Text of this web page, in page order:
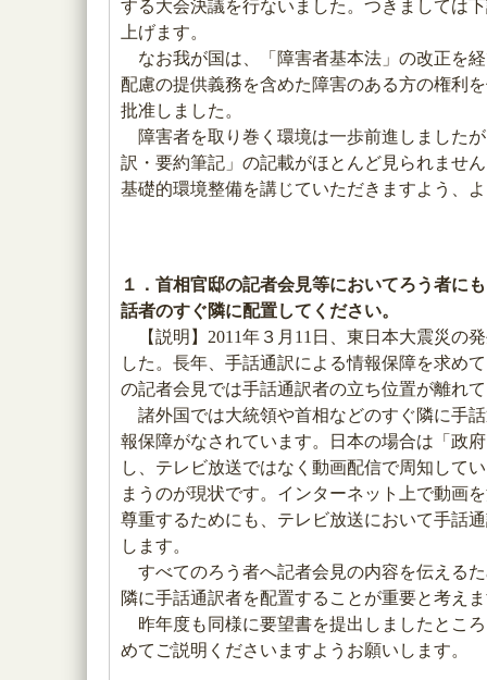
する大会決議を行ないました。つきましては
上げます。
なお我が国は、「障害者基本法」の改正を
配慮の提供義務を含めた障害のある方の権利
批准しました。
障害者を取り巻く環境は一歩前進しました
訳・要約筆記」の記載がほとんど見られませ
基礎的環境整備を講じていただきますよう、
１．首相官邸の記者会見等においてろう者に
話者のすぐ隣に配置してください。
【説明】2011年３月11日、東日本大震災の
した。長年、手話通訳による情報保障を求め
の記者会見では手話通訳者の立ち位置が離れ
諸外国では大統領や首相などのすぐ隣に手
報保障がなされています。日本の場合は「政
し、テレビ放送ではなく動画配信で周知して
まうのが現状です。インターネット上で動画
尊重するためにも、テレビ放送において手話
します。
すべてのろう者へ記者会見の内容を伝える
隣に手話通訳者を配置することが重要と考え
昨年度も同様に要望書を提出しましたとこ
めてご説明くださいますようお願いします。